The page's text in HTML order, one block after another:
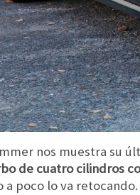
nos muestra su
de cuatro cilindros
a poco lo va retocando.